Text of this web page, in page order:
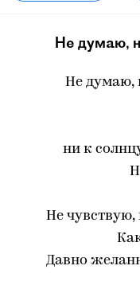
Не думаю,
Не думаю,
ни к
Не чувствую,
Давно